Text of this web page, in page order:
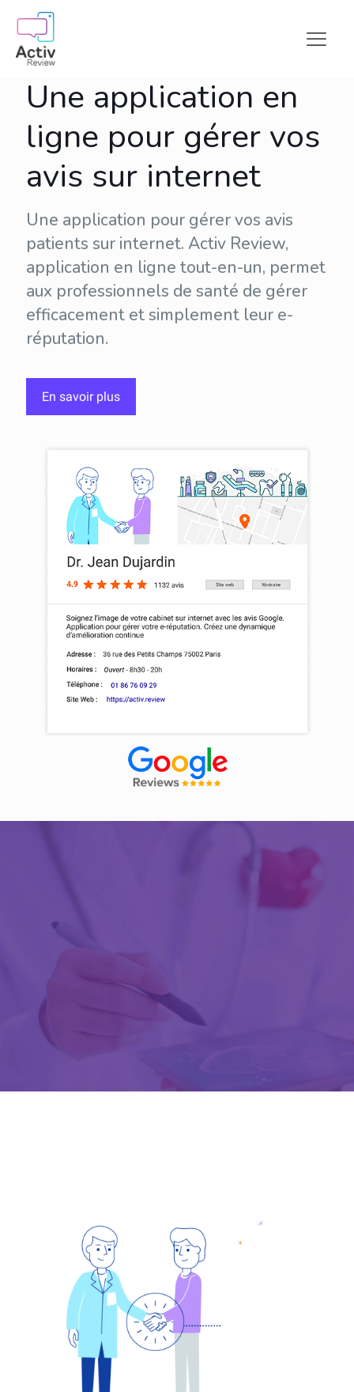
Une application en
ligne pour gérer vos
avis sur internet
Une application pour gérer vos avis
patients sur internet. Activ Review,
application en ligne tout-en-un, permet
aux professionnels de santé de gérer
efficacement et simplement leur e-
réputation.
En savoir plus